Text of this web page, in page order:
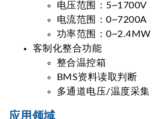
电压范围：5~1700V
电流范围：0~7200A
功率范围：0~2.4MW
客制化整合功能
整合温控箱
BMS资料读取判断
多通道电压/温度采集
应用领域